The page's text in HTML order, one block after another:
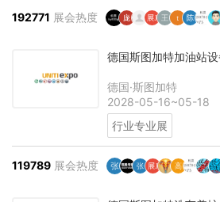
192771 展会热度
德国斯图加特加油站
德国·斯图加特
2028-05-16~05-18
行业专业展
119789 展会热度